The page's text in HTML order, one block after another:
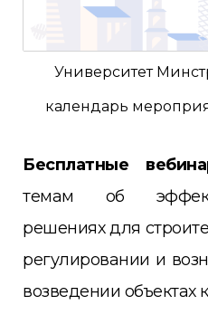
Университет
календарь
Бесплатные
темам об
решениях для
регулировании и
возведении объектах